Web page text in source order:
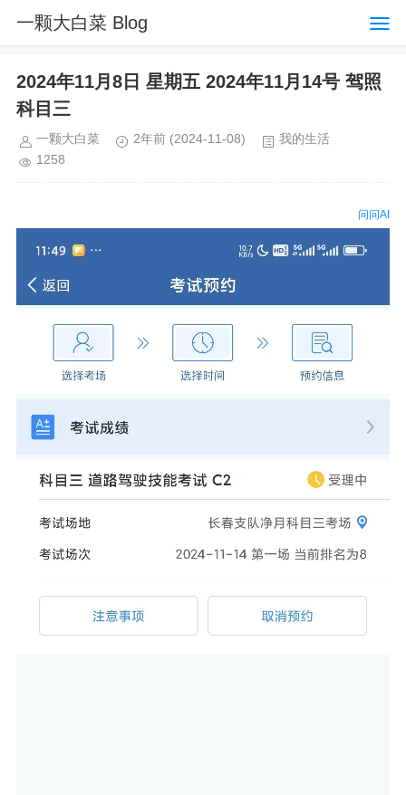
一颗大白菜 Blog
2024年11月8日 星期五 2024年11月14号 驾照
科目三
一颗大白菜 2年前 (2024-11-08)
我的生活
1258
问问AI